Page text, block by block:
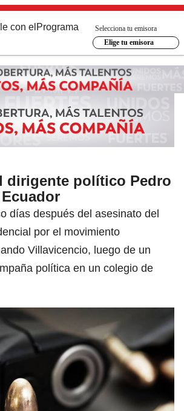
con el Programa
Selecciona tu emisora
Elige tu emisora
dirigente político Pedro
días después del asesinato del
por el movimiento
Villavicencio, luego de un
política en un colegio de